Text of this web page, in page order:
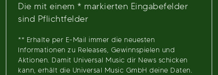
Die mit einem * markierten Eingabefelder
sind Pflichtfelder
** Erhalte per E-Mail immer die neuesten
Informationen zu Releases, Gewinnspielen und
Aktionen. Damit Universal Music dir News schicken
kann, erhält die Universal Music GmbH deine Daten.